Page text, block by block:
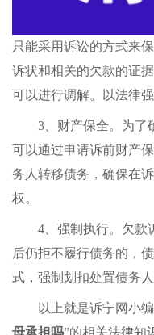
只能采用诉讼的方式来
诉状和相关的欠款的证
可以进行调解。以法律
3、财产保全。为了确
可以通过申请诉前财产
务人转移债务，确保在
权。
4、强制执行。欠款
后仍拒不履行债务的，
式，强制划扣处置债务人
以上就是诉宁网小编
母承担吗”的相关法律知